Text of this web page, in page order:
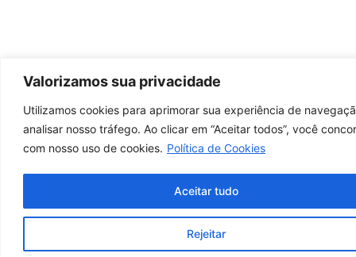
Valorizamos sua privacidade
Utilizamos cookies para aprimorar sua experiência de
analisar nosso tráfego. Ao clicar em “Aceitar todos”, você
com nosso uso de cookies. Política de Cookies
Rejeitar
Aceitar tudo